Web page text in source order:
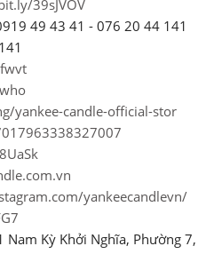
39sJVOV
49 43 41 - 076 20 44 141
yankee-candle-official-stor
yankeecandlevn/
Kỳ Khởi Nghĩa, Phường 7,